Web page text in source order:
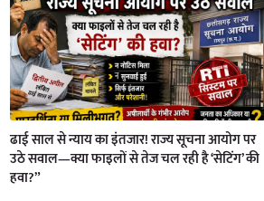
ढाई साल से न्याय का इंतजार! राज्य सूचना आयोग पर
उठे सवाल—क्या फाइलों से तेज चल रही है ‘सेटिंग’ की
हवा?”